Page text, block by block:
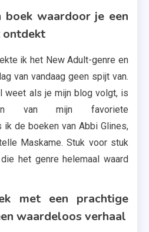
boek waardoor je een
ontdekt
ik het New Adult-genre en
van vandaag geen spijt van.
weet als je mijn blog volgt, is
van mijn favoriete
de boeken van Abbi Glines,
Maskame. Stuk voor stuk
het genre helemaal waard
met een prachtige
waardeloos verhaal